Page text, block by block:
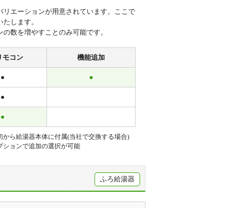
エーションが用意されています。ここで
します。
数を増やすことのみ可能です。
モコン 機能追加
● ●
●
●
から給湯器本体に付属(当社で交換する場合)
ションで追加の選択が可能
ふろ給湯器